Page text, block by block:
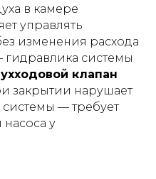
в камере
управлять
изменения расхода
системы
клапан
закрытии нарушает
— требует
у